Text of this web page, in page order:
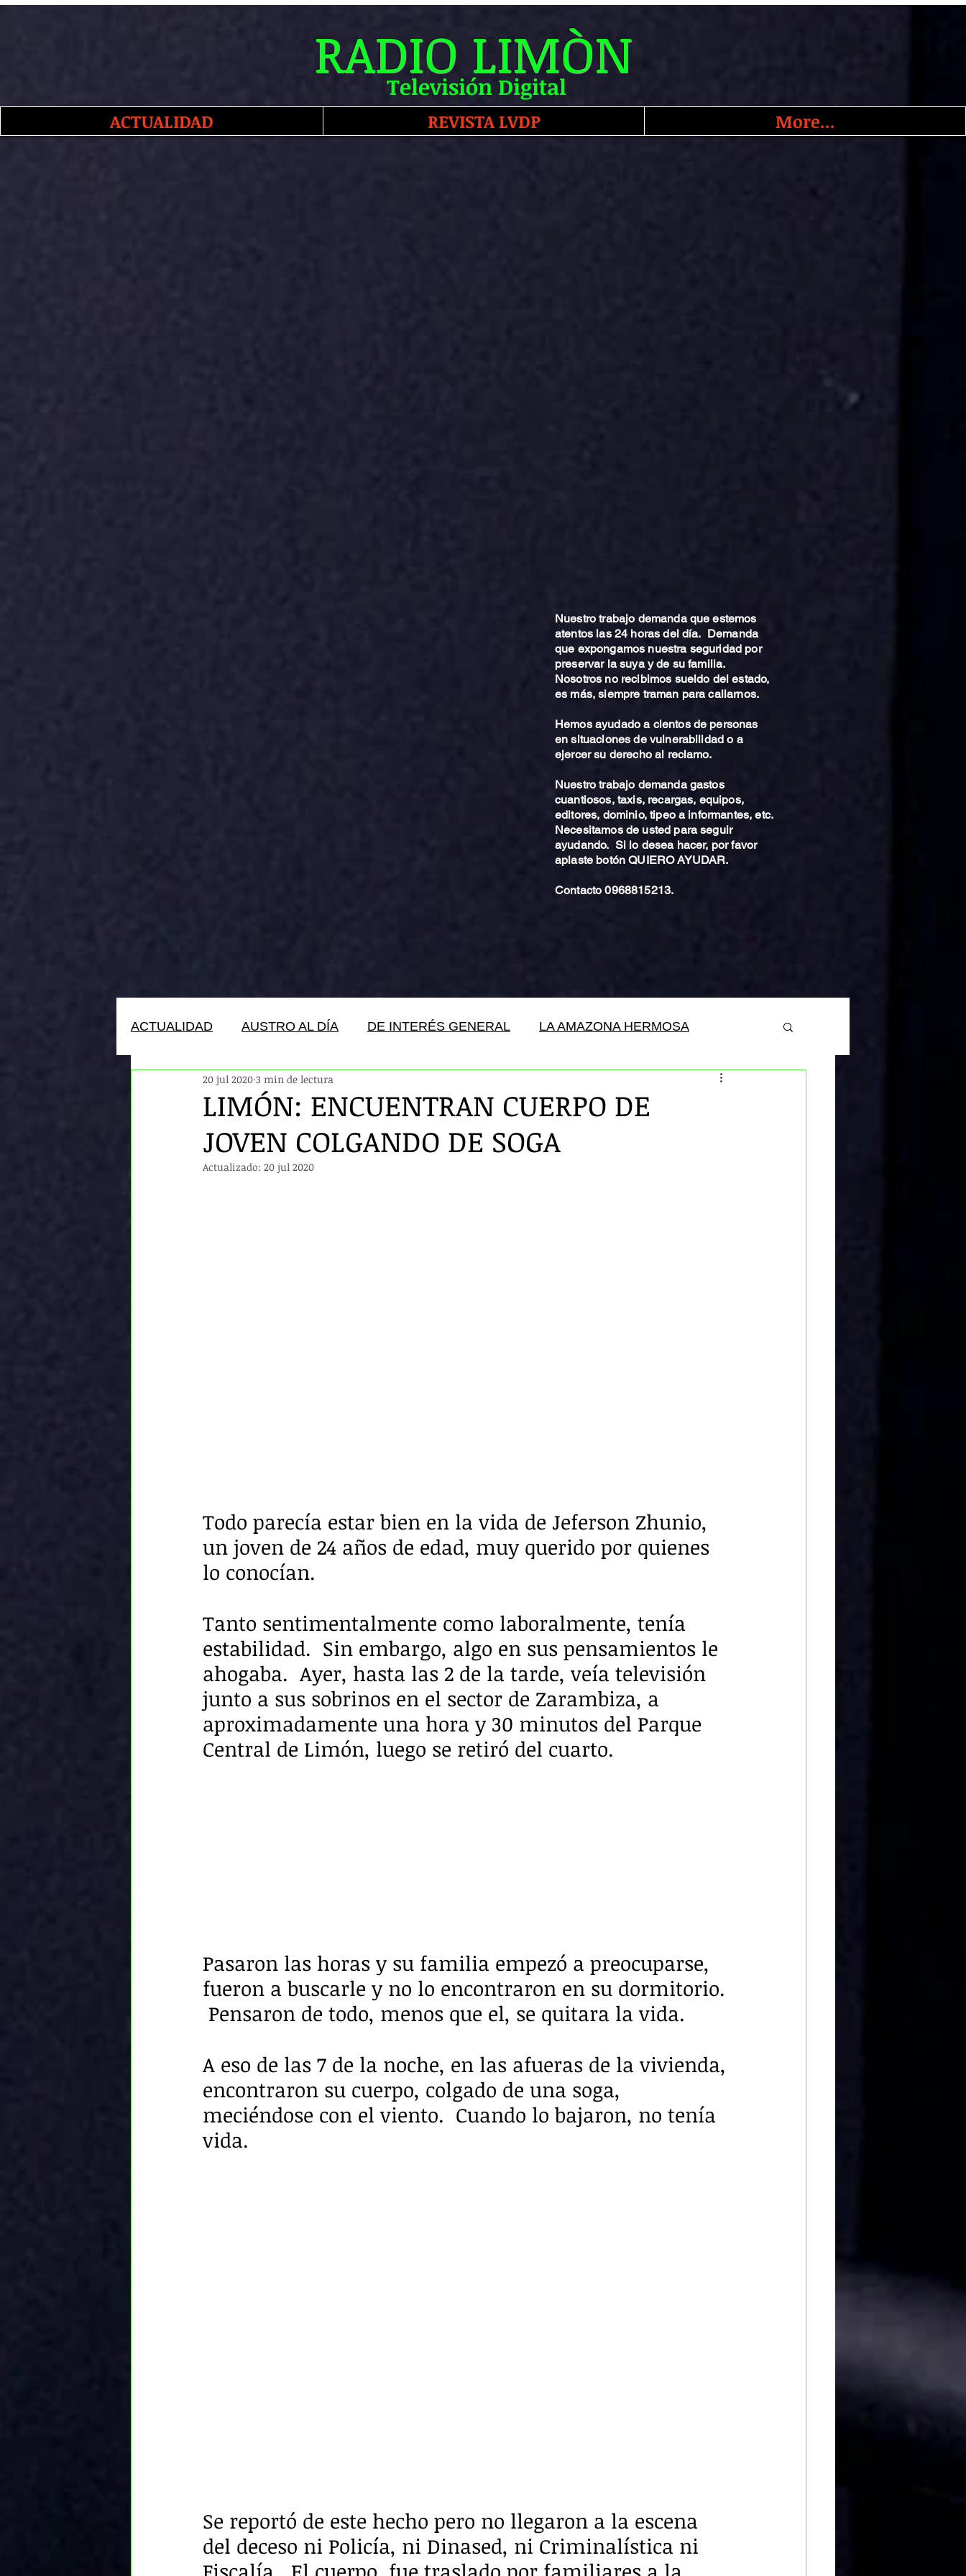
Nuestro trabajo demanda que estemos
atentos las 24 horas del día. Demanda
que expongamos nuestra seguridad por
preservar la suya y de su familia.
Nosotros no recibimos sueldo del estado,
es más, siempre traman para callarnos.
Hemos ayudado a cientos de personas
en situaciones de vulnerabilidad o a
ejercer su derecho al reclamo.
Nuestro trabajo demanda gastos
cuantiosos, taxis, recargas, equipos,
editores, dominio, tipeo a informantes, etc.
Necesitamos de usted para seguir
ayudando. Si lo desea hacer, por favor
aplaste botón QUIERO AYUDAR.
Contacto 0968815213.
ACTUALIDAD AUSTRO AL DÍA DE INTERÉS GENERAL LA AMAZONA HERMOSA
HUMANOS DEL ECUADOR
LIMÓN: ENCUENTRAN CUERPO DE
JOVEN COLGANDO DE SOGA
20 jul 2020 3 min de lectura
Actualizado: 20 jul 2020
Todo parecía estar bien en la vida de Jeferson Zhunio,
un joven de 24 años de edad, muy querido por quienes
lo conocían.
Tanto sentimentalmente como laboralmente, tenía
estabilidad.  Sin embargo, algo en sus pensamientos le
ahogaba.  Ayer, hasta las 2 de la tarde, veía televisión
junto a sus sobrinos en el sector de Zarambiza, a
aproximadamente una hora y 30 minutos del Parque
Central de Limón, luego se retiró del cuarto.
Pasaron las horas y su familia empezó a preocuparse,
fueron a buscarle y no lo encontraron en su dormitorio.
Pensaron de todo, menos que el, se quitara la vida.
A eso de las 7 de la noche, en las afueras de la vivienda,
encontraron su cuerpo, colgado de una soga,
meciéndose con el viento.  Cuando lo bajaron, no tenía
vida.
Se reportó de este hecho pero no llegaron a la escena
del deceso ni Policía, ni Dinased, ni Criminalística ni
Televisión Digital
RADIO LIMÒN
ACTUALIDAD REVISTA LVDP More...